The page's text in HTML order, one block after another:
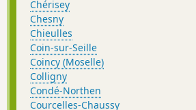
Chérisey
Chesny
Chieulles
Coin-sur-Seille
Coincy (Moselle)
Colligny
Condé-Northen
Courcelles-Chaussy